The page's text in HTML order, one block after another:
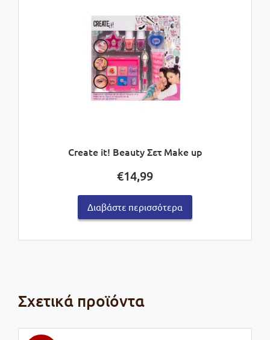
Create it! Beauty Σετ Make up
€14,99
Διαβάστε περισσότερα
Σχετικά προϊόντα